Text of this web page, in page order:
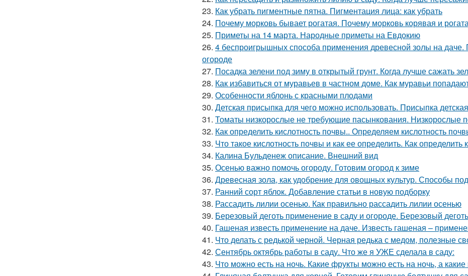
23. Как убрать пигментные пятна. Пигментация лица: как убрать
24. Почему морковь бывает рогатая. Почему морковь корявая и
25. Приметы на 14 марта. Народные приметы на Евдокию
26. 4 беспроигрышных способа применения древесной золы на даче.
огороде
27. Посадка зелени под зиму в открытый грунт. Когда лучше сажать
28. Как избавиться от муравьев в частном доме. Как муравьи
29. Особенности яблонь с красными плодами
30. Детская присыпка для чего можно использовать. Присыпка
31. Томаты низкорослые не требующие пасынкования. Низкорослые
32. Как определить кислотность почвы.. Определяем кислотность
33. Что такое кислотность почвы и как ее определить. Как
34. Калина Бульденеж описание. Внешний вид
35. Осенью важно помочь огороду. Готовим огород к зиме
36. Древесная зола, как удобрение для овощных культур. Способы
37. Ранний сорт яблок. Добавление статьи в новую подборку
38. Рассадить лилии осенью. Как правильно рассадить лилии осенью
39. Березовый деготь применение в саду и огороде. Березовый
40. Гашеная известь применение на даче. Известь гашеная –
41. Что делать с редькой черной. Черная редька с медом, полезные
42. Сентябрь октябрь работы в саду. Что же я УЖЕ сделала в саду:
43. Что можно есть на ночь. Какие фрукты можно есть на ночь, а какие